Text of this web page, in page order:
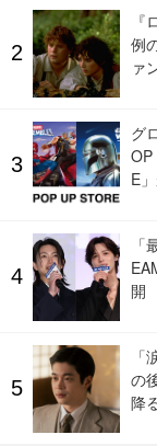
『
例
ァ
グ
OP
E
「
開
「
の
降